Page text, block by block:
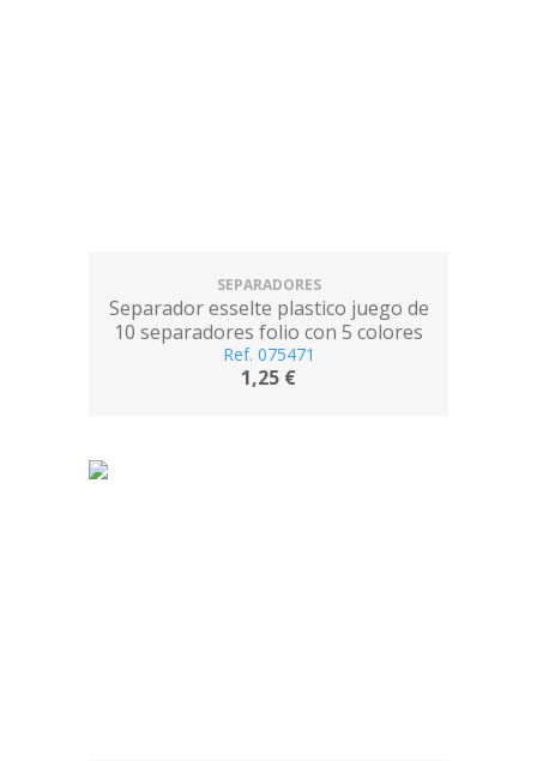
SEPARADORES
Separador esselte plastico juego de
10 separadores folio con 5 colores
multitaladro
Ref. 075471
1,25 €